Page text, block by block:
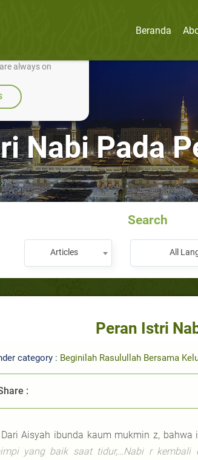
improve it.
always on
Beranda
Nabi Pada
Search
Articles All
Peran Istri
category : Beginilah Rasulullah Bersama
:
Dari Aisyah ibunda kaum mukmin z, bahwa
yang baik saat tidur,…Nabi r kembali